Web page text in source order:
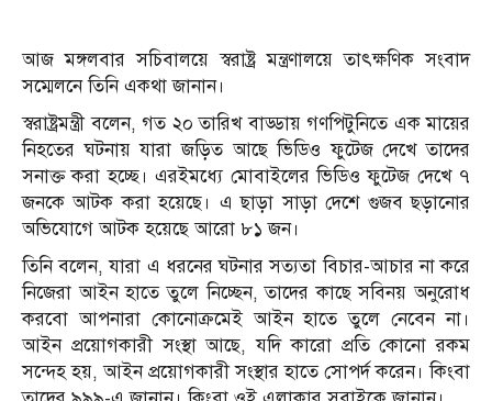
আজ মঙ্গলবার সচিবালয়ে স্বরাষ্ট্র মন্ত্রণালয়ে তাৎক্ষণিক সংবাদ
সম্মেলনে তিনি একথা জানান।
স্বরাষ্ট্রমন্ত্রী বলেন, গত ২০ তারিখ বাড্ডায় গণপিটুনিতে এক মায়ের
নিহতের ঘটনায় যারা জড়িত আছে ভিডিও ফুটেজ দেখে তাদের
সনাক্ত করা হচ্ছে। এরইমধ্যে মোবাইলের ভিডিও ফুটেজ দেখে ৭
জনকে আটক করা হয়েছে। এ ছাড়া সাড়া দেশে গুজব ছড়ানোর
অভিযোগে আটক হয়েছে আরো ৮১ জন।
তিনি বলেন, যারা এ ধরনের ঘটনার সত্যতা বিচার-আচার না করে
নিজেরা আইন হাতে তুলে নিচ্ছেন, তাদের কাছে সবিনয় অনুরোধ
করবো আপনারা কোনোক্রমেই আইন হাতে তুলে নেবেন না।
আইন প্রয়োগকারী সংস্থা আছে, যদি কারো প্রতি কোনো রকম
সন্দেহ হয়, আইন প্রয়োগকারী সংস্থার হাতে সোপর্দ করেন। কিংবা